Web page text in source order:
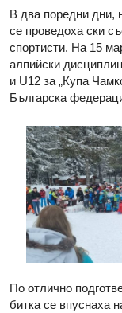
В два поредни дни,
се проведоха ски
спортисти. На 15
алпийски
и U12 за „Купа
Българска
По отлично
битка се впуснаха